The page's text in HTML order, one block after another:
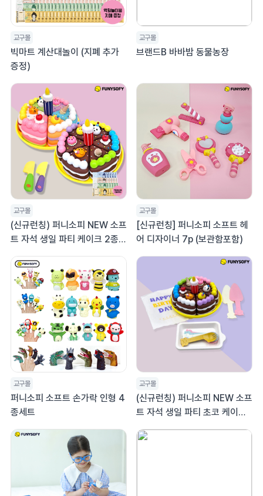
교구몰
빅마트 계산대놀이 (지폐 추가
증정)
교구몰
브랜드B 바바밤 동물농장
교구몰
(신규런칭) 퍼니소피 NEW 소프
트 자석 생일 파티 케이크 2종세
트 (역할놀이 지폐 증정) (온라
인 최대 할인 30%)
교구몰
[신규런칭] 퍼니소피 소프트 헤
어 디자이너 7p (보관함포함)
교구몰
퍼니소피 소프트 손가락 인형 4
종세트
교구몰
(신규런칭) 퍼니소피 NEW 소프
트 자석 생일 파티 초코 케이크
(온라인 최대 할인 30%)